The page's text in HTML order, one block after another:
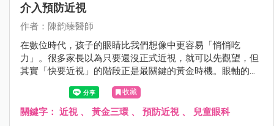
介入預防近視
作者：陳韵臻醫師
在數位時代，孩子的眼睛比我們想像中更容易「悄悄吃
力」。很多家長以為只要還沒正式近視，就可以先觀望，但
其實「快要近視」的階段正是最關鍵的黃金時機。眼軸的微
小延長往往在不知不覺中發生，若不及早介入，近視度數可
能快速加深，甚至發展成中高度近視，增加長期視網膜併發
症風險。
收藏
關鍵字： 近視 、 黃金三環 、 預防近視 、 兒童眼科